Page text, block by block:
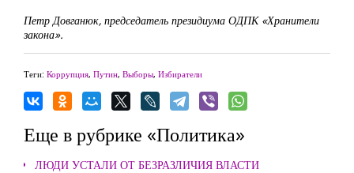
Петр Довганюк, председатель президиума ОДПК «Хранители
закона».
Теги: Коррупция, Путин, Выборы, Избиратели
Еще в рубрике «Политика»
ЛЮДИ УСТАЛИ ОТ БЕЗРАЗЛИЧИЯ ВЛАСТИ